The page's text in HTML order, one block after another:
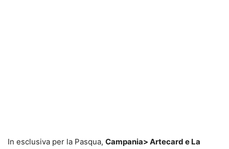
In esclusiva per la Pasqua, Campania> Artecard e La